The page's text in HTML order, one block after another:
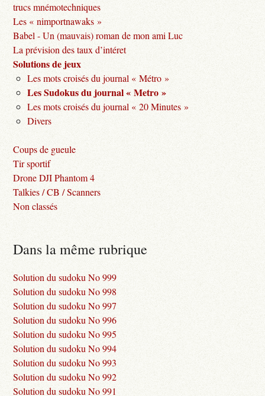
trucs mnémotechniques
Les « nimportnawaks »
Babel - Un (mauvais) roman de mon ami Luc
La prévision des taux d’intéret
Solutions de jeux
Les mots croisés du journal « Métro »
Les Sudokus du journal « Metro »
Les mots croisés du journal « 20 Minutes »
Divers
Coups de gueule
Tir sportif
Drone DJI Phantom 4
Talkies / CB / Scanners
Non classés
Dans la même rubrique
Solution du sudoku No 999
Solution du sudoku No 998
Solution du sudoku No 997
Solution du sudoku No 996
Solution du sudoku No 995
Solution du sudoku No 994
Solution du sudoku No 993
Solution du sudoku No 992
Solution du sudoku No 991